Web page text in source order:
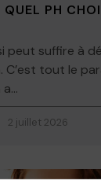
PH
peut suffire à
C’est tout le
2 juillet 2026